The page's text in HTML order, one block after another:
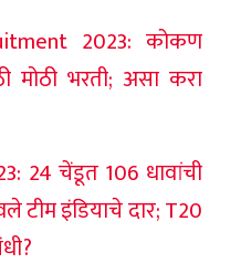
2023: कोकण
मोठी भरती; असा करा
24 चेंडूत 106 धावांची
टीम इंडियाचे दार; T20